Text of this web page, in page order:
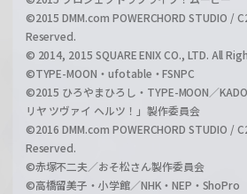
©2015 DMM.com POWERCHORD STUDIO /
Reserved.
© 2014, 2015 SQUARE ENIX CO., LTD. All
©TYPE-MOON・ufotable・FSNPC
©2015 ひろやまひろし・TYPE-MOON／
リヤ ツヴァイ ヘルツ！」製作委員会
©2016 DMM.com POWERCHORD STUDIO /
Reserved.
©赤塚不二夫／おそ松さん製作委員会
©高橋留美子・小学館／NHK・NEP・ShoPro